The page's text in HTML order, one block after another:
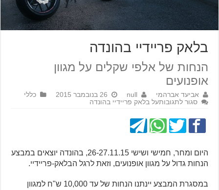
בלאק פריידיי בהונדה
הנחות של אלפי שקלים על מגוון
אופנועים
אביעד אברהמי null 26 בנובמבר 2015
כללי
סגור לתגובותעל בלאק פריידיי בהונדה
היום ומחר, חמישי ושישי 26-27.11.15, בהונדה יוצאים במבצע
הנחות גדול על מגוון אופנועים, וזאת לרגל הבלאק-פריידיי.
במסגרת המבצע יינתנו הנחות של עד 10,000 ש"ח למגוון